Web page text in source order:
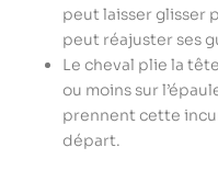
peut laisser glisser
peut réajuster ses
Le cheval plie la
ou moins sur
prennent cette
départ.